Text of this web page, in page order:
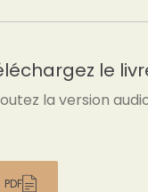
le
la version
PDF